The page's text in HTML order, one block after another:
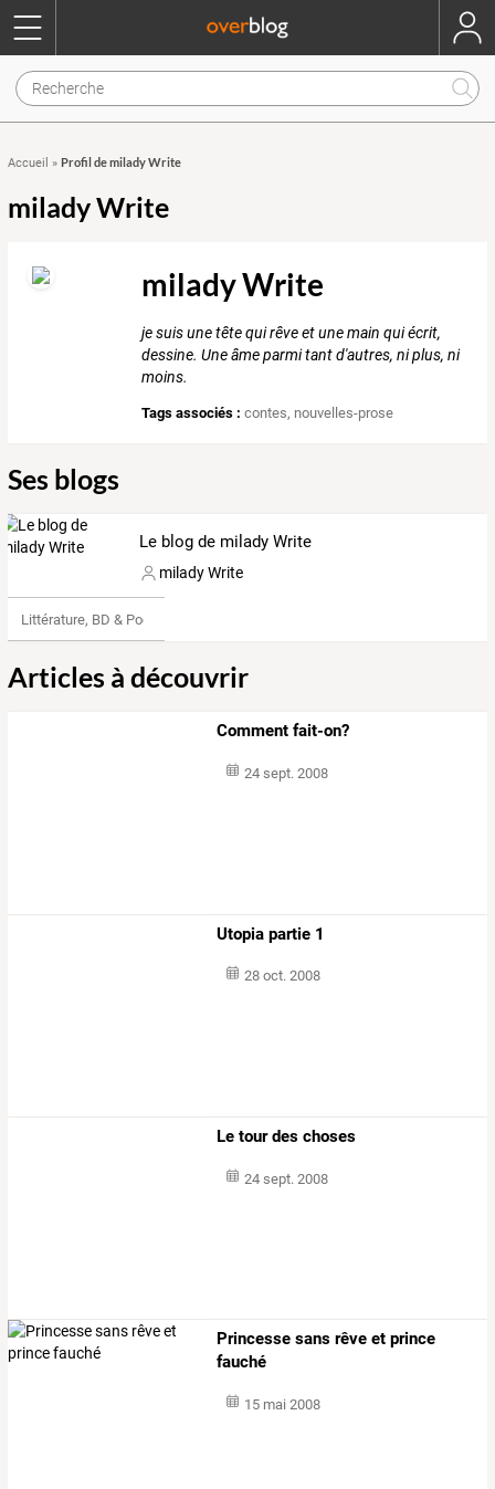
Accueil » Profil de milady Write
milady Write
milady Write
je suis une tête qui rêve et une main qui écrit,
dessine. Une âme parmi tant d'autres, ni plus, ni
moins.
Tags associés : contes, nouvelles-prose
Ses blogs
Le blog de milady Write
milady Write
Littérature, BD & Poésie
Articles à découvrir
Comment fait-on?
24 sept. 2008
Utopia partie 1
28 oct. 2008
Le tour des choses
24 sept. 2008
Princesse sans rêve et prince
fauché
15 mai 2008